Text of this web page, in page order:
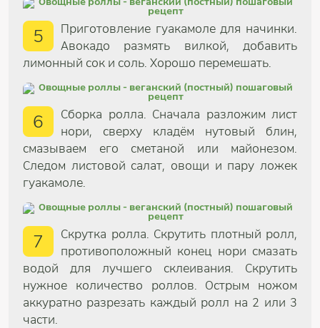
5
Приготовление гуакамоле для начинки.
Авокадо размять вилкой, добавить
лимонный сок и соль. Хорошо перемешать.
6
Сборка ролла. Сначала разложим лист
нори, сверху кладём нутовый блин,
смазываем его сметаной или майонезом.
Следом листовой салат, овощи и пару ложек
гуакамоле.
7
Скрутка ролла. Скрутить плотный ролл,
противоположный конец нори смазать
водой для лучшего склеивания. Скрутить
нужное количество роллов. Острым ножом
аккуратно разрезать каждый ролл на 2 или 3
части.